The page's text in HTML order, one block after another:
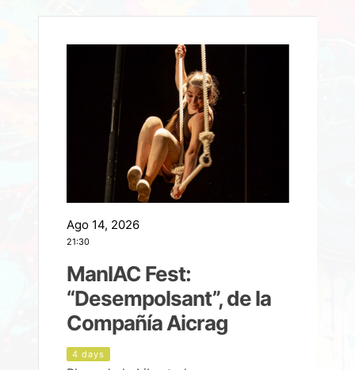
Ago 14, 2026
21:30
ManIAC Fest:
“Desempolsant”, de la
Compañía Aicrag
4 days